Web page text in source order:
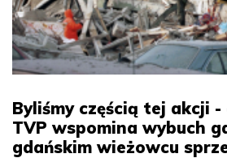
Byliśmy częścią tej akcji
TVP wspomina wybuch
gdańskim wieżowcu